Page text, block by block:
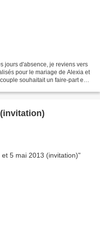
jours d'absence, je reviens vers
pour le mariage de Alexia et
souhaitait un faire-part en